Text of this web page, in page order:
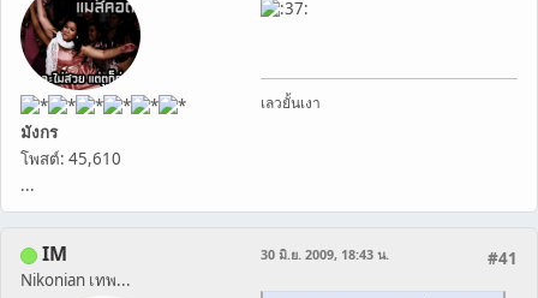
มังกร
โพสต์: 45,610
...
เลวยั้นเงา
IM
Nikonian เทพ...
#41
30 มิ.ย. 2009, 18:43 น.